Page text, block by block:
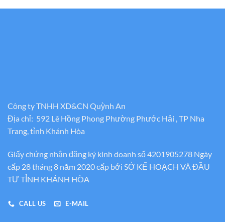
Công ty TNHH XD&CN Quỳnh An
Địa chỉ: 592 Lê Hồng Phong Phường Phước Hải , TP Nha
Trang, tỉnh Khánh Hòa
Giấy chứng nhận đăng ký kinh doanh số 4201905278 Ngày
cấp 28 tháng 8 năm 2020 cấp bới SỞ KẾ HOẠCH VÀ ĐẦU
TƯ TỈNH KHÁNH HÒA
CALL US E-MAIL